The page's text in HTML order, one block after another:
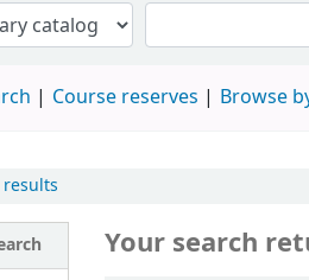
Course reserves Browse
Your search